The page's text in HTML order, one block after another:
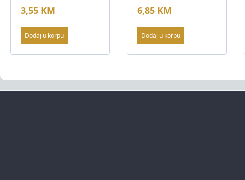
3,55 KM
Dodaj u korpu
6,85 KM
Dodaj u korpu